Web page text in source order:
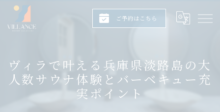
ご予約はこちら
ヴィラで叶える兵庫県淡路島の大
人数サウナ体験とバーベキュー充
実ポイント